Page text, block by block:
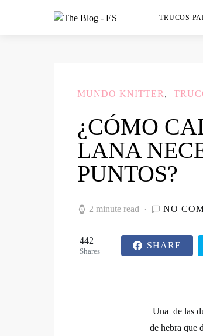
TRUCOS
MUNDO KNITTER
¿CÓMO
LANA
PUNTOS?
2 minute read NO
442
Shares
SHARE
Una de las
de hebra que